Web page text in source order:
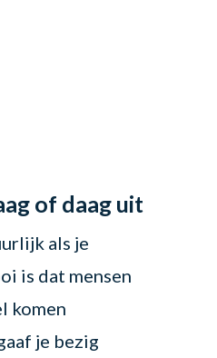
of daag uit
als je
is dat mensen
komen
je bezig